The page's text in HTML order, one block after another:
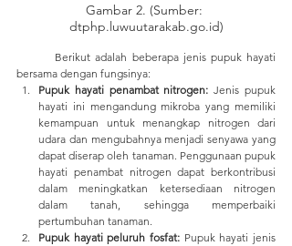
Gambar 2. (Sumber:
dtphp.luwuutarakab.go.id)
bersama dengan fungsinya:
Pupuk hayati penambat nitrogen: Jenis pupuk
hayati ini mengandung mikroba yang memiliki
kemampuan untuk menangkap nitrogen dari
udara dan mengubahnya menjadi senyawa yang
dapat diserap oleh tanaman. Penggunaan pupuk
hayati penambat nitrogen dapat berkontribusi
dalam meningkatkan ketersediaan nitrogen
dalam tanah, sehingga memperbaiki
pertumbuhan tanaman.
Pupuk hayati peluruh fosfat: Pupuk hayati jenis